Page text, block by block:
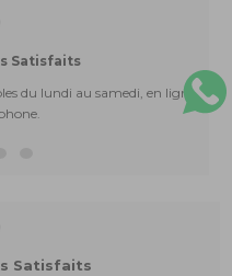
Satisfaits
du lundi au samedi, en ligne
Satisfaits